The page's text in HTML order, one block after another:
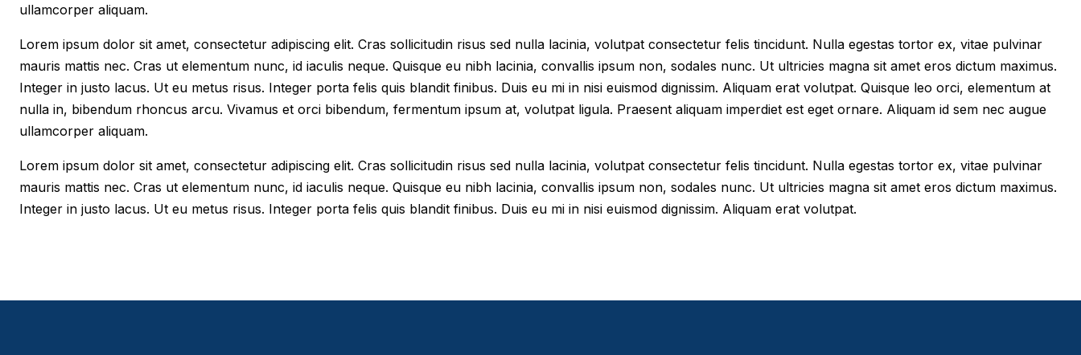
ullamcorper aliquam.
Lorem ipsum dolor sit amet, consectetur adipiscing elit. Cras sollicitudin risus sed nulla lacinia, volutpat consectetur felis tincidunt. Nulla egestas tortor ex, vitae pulvinar
mauris mattis nec. Cras ut elementum nunc, id iaculis neque. Quisque eu nibh lacinia, convallis ipsum non, sodales nunc. Ut ultricies magna sit amet eros dictum maximus.
Integer in justo lacus. Ut eu metus risus. Integer porta felis quis blandit finibus. Duis eu mi in nisi euismod dignissim. Aliquam erat volutpat. Quisque leo orci, elementum at
nulla in, bibendum rhoncus arcu. Vivamus et orci bibendum, fermentum ipsum at, volutpat ligula. Praesent aliquam imperdiet est eget ornare. Aliquam id sem nec augue
ullamcorper aliquam.
Lorem ipsum dolor sit amet, consectetur adipiscing elit. Cras sollicitudin risus sed nulla lacinia, volutpat consectetur felis tincidunt. Nulla egestas tortor ex, vitae pulvinar
mauris mattis nec. Cras ut elementum nunc, id iaculis neque. Quisque eu nibh lacinia, convallis ipsum non, sodales nunc. Ut ultricies magna sit amet eros dictum maximus.
Integer in justo lacus. Ut eu metus risus. Integer porta felis quis blandit finibus. Duis eu mi in nisi euismod dignissim. Aliquam erat volutpat.